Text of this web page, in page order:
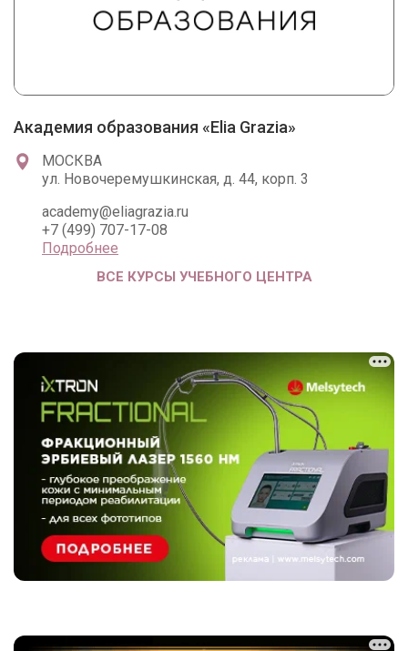
Академия образования «Elia Grazia»
МОСКВА
ул. Новочеремушкинская, д. 44, корп. 3
academy@eliagrazia.ru
+7 (499) 707-17-08
Подробнее
ВСЕ КУРСЫ УЧЕБНОГО ЦЕНТРА